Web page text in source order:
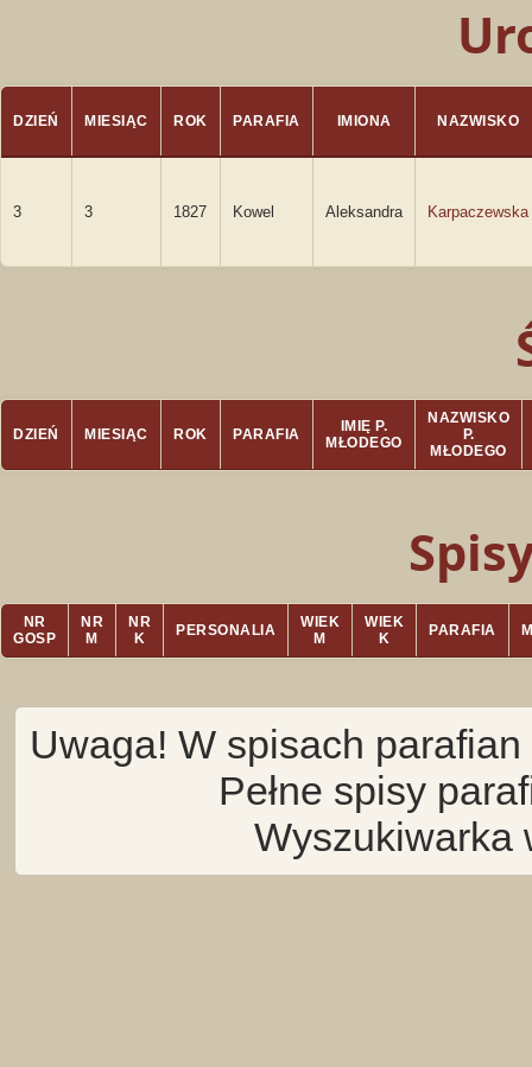
DZIEŃ MIESIĄC ROK PARAFIA IMIONA NAZWISKO
3 3 1827 Kowel Aleksandra Karpaczewska
DZIEŃ MIESIĄC ROK PARAFIA
IMIĘ P.
MŁODEGO
NAZWISKO
P.
MŁODEGO
NR
GOSP
NR
M
NR
K
PERSONALIA
WIEK
M
WIEK
K
PARAFIA
Uwaga! W spisach
Pełne spisy
Wyszukiwarka